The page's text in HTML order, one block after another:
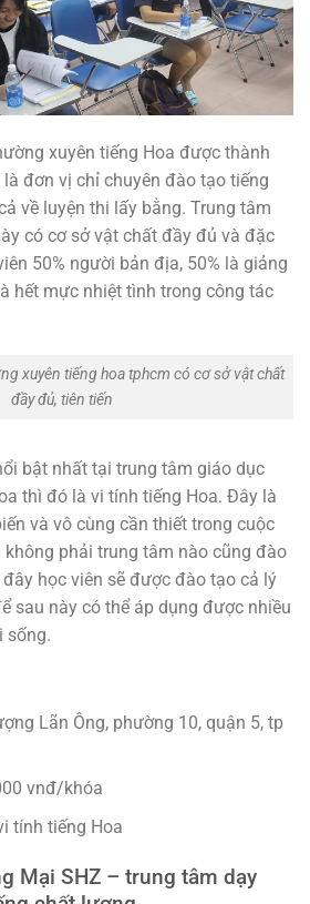
xuyên tiếng Hoa được thành
đơn vị chỉ chuyên đào tạo tiếng
về luyện thi lấy bằng. Trung tâm
có cơ sở vật chất đầy đủ và đặc
50% người bản địa, 50% là giảng
hết mực nhiệt tình trong công tác
xuyên tiếng hoa tphcm có cơ sở vật chất
đầy đủ, tiên tiến
bật nhất tại trung tâm giáo dục
thì đó là vi tính tiếng Hoa. Đây là
và vô cùng cần thiết trong cuộc
phải trung tâm nào cũng đào
học viên sẽ được đào tạo cả lý
sau này có thể áp dụng được nhiều
sống.
Lãn Ông, phường 10, quận 5, tp
vnđ/khóa
tính tiếng Hoa
Mại SHZ – trung tâm dạy